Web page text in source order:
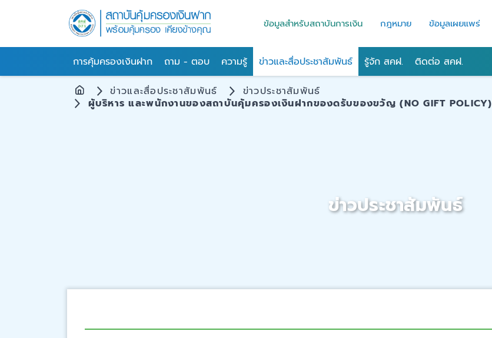
ข้อมูลสำหรับสถาบันการเงิน กฎหมาย ข้อมูลเผยแพร่
การคุ้มครองเงินฝาก ถาม - ตอบ ความรู้ ข่าวและสื่อประชาสัมพันธ์ รู้จัก สคฝ. ติดต่อ สคฝ.
ข่าวและสื่อประชาสัมพันธ์
ข่าวประชาสัมพันธ์
ผู้บริหาร และพนักงานของสถาบันคุ้มครองเงินฝากของดรับของขวัญ (NO GIFT POLICY)
ข่าวประชาสัมพันธ์